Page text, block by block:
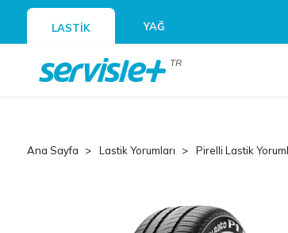
LASTİK YAĞ
TR
Ana Sayfa Lastik Yorumları Pirelli Lastik